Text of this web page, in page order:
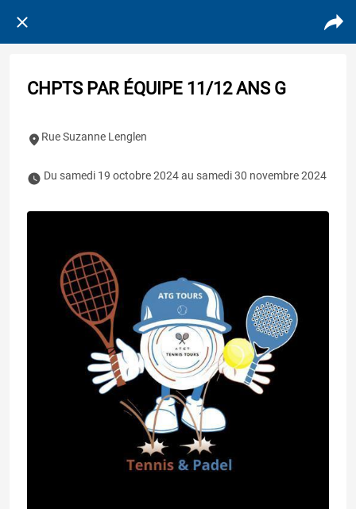
CHPTS PAR ÉQUIPE 11/12 ANS G
Rue Suzanne Lenglen
Du samedi 19 octobre 2024 au samedi 30 novembre 2024